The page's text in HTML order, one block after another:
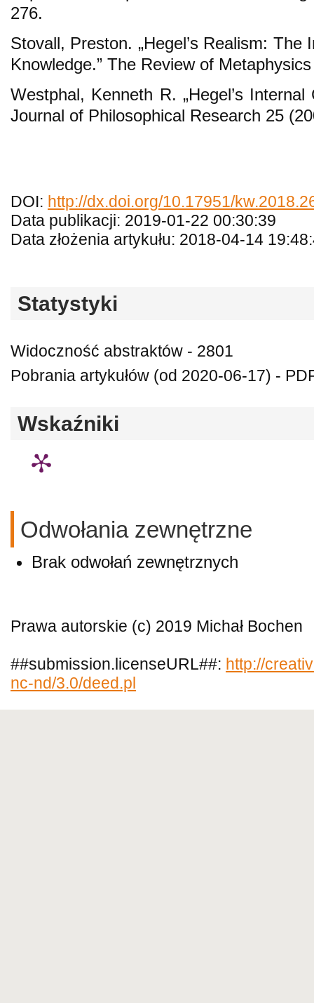
276.
Stovall, Preston. „Hegel’s Realism:
Knowledge.” The Review of
Westphal, Kenneth R. „Hegel’s
Journal of Philosophical Research 25
DOI: http://dx.doi.org/10.17951/
Data publikacji: 2019-01-22 00:30:39
Data złożenia artykułu: 2018-04-14
Statystyki
Widoczność abstraktów - 2801
Pobrania artykułów (od 2020-06-17) -
Wskaźniki
Odwołania zewnętrzne
Brak odwołań zewnętrznych
Prawa autorskie (c) 2019 Michał Bochen
##submission.licenseURL##: http://
nc-nd/3.0/deed.pl